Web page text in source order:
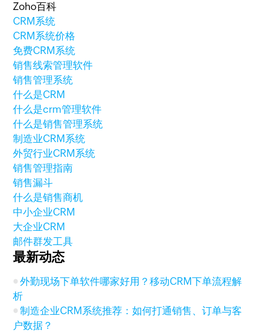
Zoho百科
CRM系统
CRM系统价格
免费CRM系统
销售线索管理软件
销售管理系统
什么是CRM
什么是crm管理软件
什么是销售管理系统
制造业CRM系统
外贸行业CRM系统
销售管理指南
销售漏斗
什么是销售商机
中小企业CRM
大企业CRM
邮件群发工具
最新动态
外勤现场下单软件哪家好用？移动CRM下单流程解
析
制造企业CRM系统推荐：如何打通销售、订单与客
户数据？